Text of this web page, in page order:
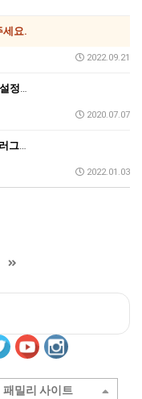
세요.
2022.09.21
세요.
2020.07.07
2022.01.03
패밀리 사이트